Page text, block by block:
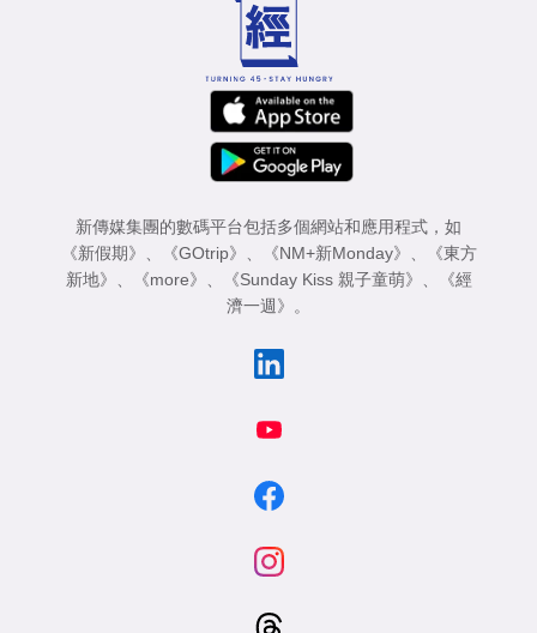
新傳媒集團的數碼平台包括多個網站和應用程式，如
《新假期》 、 《GOtrip》 、 《NM+新Monday》 、
《東方
新地》 、 《more》 、 《Sunday Kiss 親子童萌》 、
《經
濟一週》 。